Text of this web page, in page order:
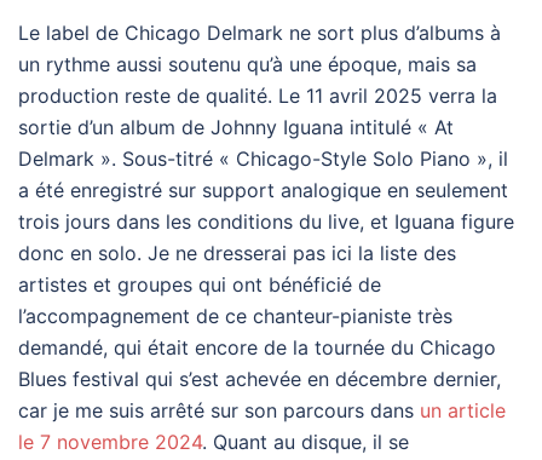
Le label de Chicago Delmark ne sort plus d’albums à
un rythme aussi soutenu qu’à une époque, mais sa
production reste de qualité. Le 11 avril 2025 verra la
sortie d’un album de Johnny Iguana intitulé « At
Delmark ». Sous-titré « Chicago-Style Solo Piano », il
a été enregistré sur support analogique en seulement
trois jours dans les conditions du live, et Iguana figure
donc en solo. Je ne dresserai pas ici la liste des
artistes et groupes qui ont bénéficié de
l’accompagnement de ce chanteur-pianiste très
demandé, qui était encore de la tournée du Chicago
Blues festival qui s’est achevée en décembre dernier,
car je me suis arrêté sur son parcours dans un article
le 7 novembre 2024. Quant au disque, il se